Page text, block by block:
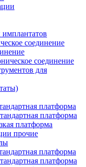
соединение
соединение
для
платформа
платформа
платформа
прочие
платформа
платформа